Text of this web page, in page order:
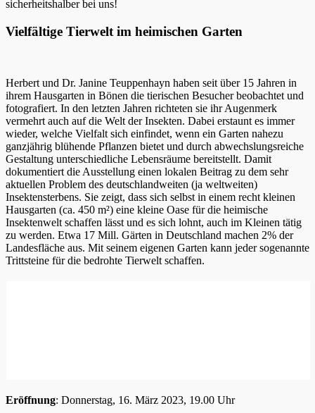
sicherheitshalber bei uns!
Vielfältige Tierwelt im heimischen Garten
Herbert und Dr. Janine Teuppenhayn haben seit über 15 Jahren in
ihrem Hausgarten in Bönen die tierischen Besucher beobachtet und
fotografiert. In den letzten Jahren richteten sie ihr Augenmerk
vermehrt auch auf die Welt der Insekten. Dabei erstaunt es immer
wieder, welche Vielfalt sich einfindet, wenn ein Garten nahezu
ganzjährig blühende Pflanzen bietet und durch abwechslungsreiche
Gestaltung unterschiedliche Lebensräume bereitstellt. Damit
dokumentiert die Ausstellung einen lokalen Beitrag zu dem sehr
aktuellen Problem des deutschlandweiten (ja weltweiten)
Insektensterbens. Sie zeigt, dass sich selbst in einem recht kleinen
Hausgarten (ca. 450 m²) eine kleine Oase für die heimische
Insektenwelt schaffen lässt und es sich lohnt, auch im Kleinen tätig
zu werden. Etwa 17 Mill. Gärten in Deutschland machen 2% der
Landesfläche aus. Mit seinem eigenen Garten kann jeder sogenannte
Trittsteine für die bedrohte Tierwelt schaffen.
Eröffnung: Donnerstag, 16. März 2023, 19.00 Uhr